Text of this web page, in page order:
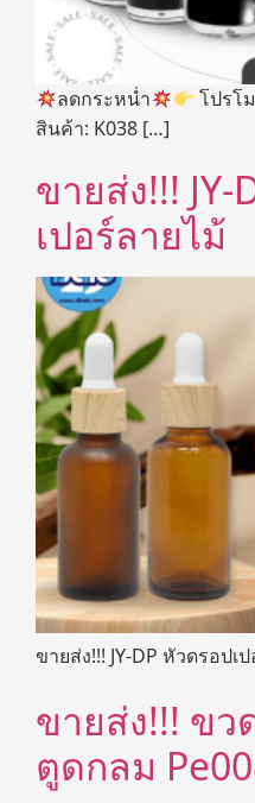
ลดกระหน่ำ โปรโ
สินค้า: K038 […]
ขายส่ง!!! JY-
เปอร์ลายไม้
ขายส่ง!!! JY-DP หัวดรอปเ
ขายส่ง!!! ข
ตูดกลม